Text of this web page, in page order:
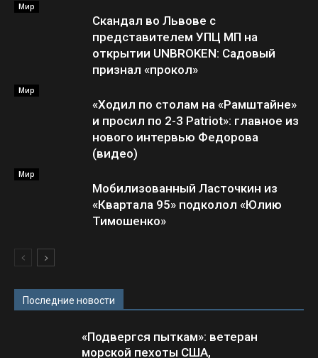
Мир
Скандал во Львове с
представителем УПЦ МП на
открытии UNBROKEN: Садовый
признал «прокол»
Мир
«Ходил по столам на «Рамштайне»
и просил по 2-3 Patriot»: главное из
нового интервью Федорова
(видео)
Мир
Мобилизованный Ласточкин из
«Квартала 95» подколол «Юлию
Тимошенко»
Последние новости
«Подвергся пыткам»: ветеран
морской пехоты США,